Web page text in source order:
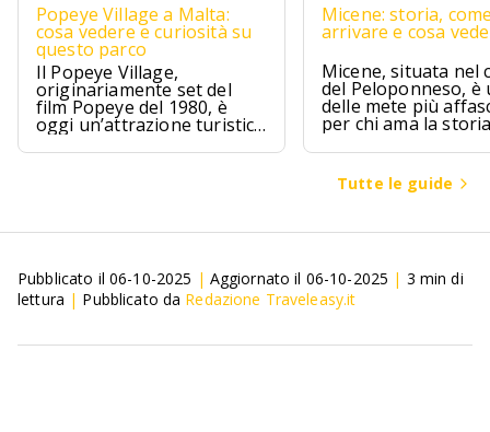
Popeye Village a Malta:
cosa vedere e curiosità su
questo parco
Il Popeye Village,
originariamente set del
film Popeye del 1980, è
oggi un’attrazione turistica
ad Anchor Bay, Malta.
Micene: storia,
arrivare e cosa
Micene, situata nel
del Peloponneso, è
delle mete più
per chi ama la
l’archeologia.
Tutte le guide
Pubblicato il 06-10-2025 | Aggiornato il 06-10-2025 | 3 min di
lettura | Pubblicato da Redazione Traveleasy.it